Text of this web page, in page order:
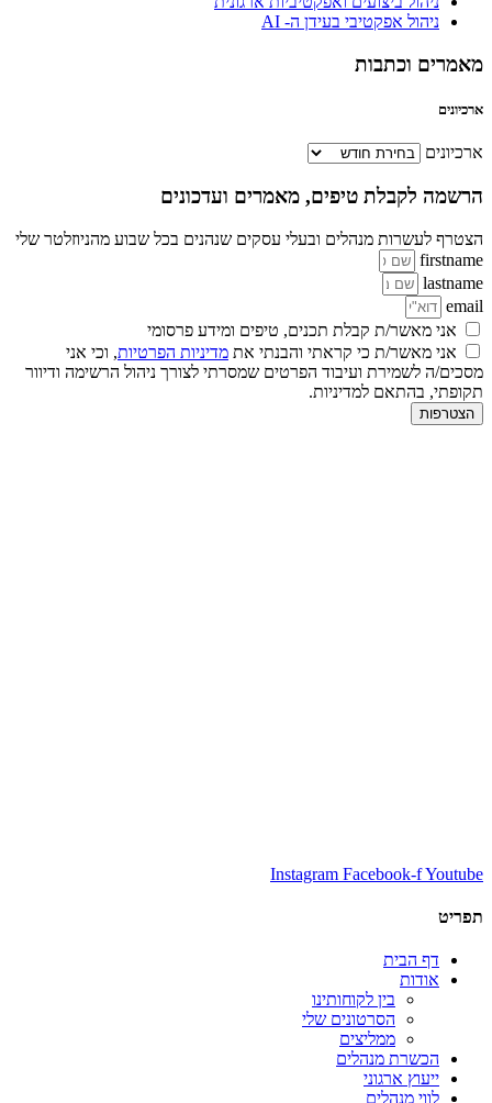
ניהול אפקטיבי בעידן ה- AI
מאמרים וכתבות
ארכיונים
ארכיונים
הרשמה לקבלת טיפים, מאמרים ועדכונים
הצטרף לעשרות מנהלים ובעלי עסקים שנהנים בכל שבוע מהניוזלטר שלי
firstname
lastname
email
אני מאשר/ת קבלת תכנים, טיפים ומידע פרסומי
אני מאשר/ת כי קראתי והבנתי את מדיניות הפרטיות, וכי אני
מסכים/ה לשמירת ועיבוד הפרטים שמסרתי לצורך ניהול הרשימה ודיוור
תקופתי, בהתאם למדיניות.
הצטרפות
Instagram Facebook-fYoutube
תפריט
דף הבית
אודות
בין לקוחותינו
הסרטונים שלי
ממליצים
הכשרת מנהלים
ייעוץ ארגוני
לווי מנהלים